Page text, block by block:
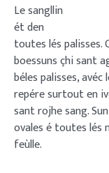
Le sangllin
ét den
toutes lés palisses.
boessuns çhi sant
béles palisses, avéc
repére surtout en
sant rojhe sang.
ovales é toutes lés
feùlle.